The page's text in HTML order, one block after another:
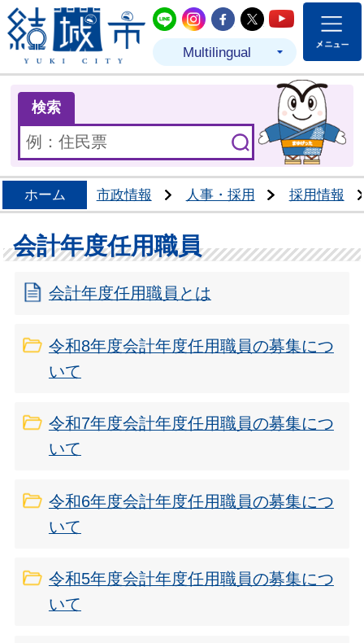
結城市公式LINE
結城市公式Instagram
結城市公式
結城市公式
結城市
Multilingual
検索
ホーム 市政情報 人事・採用 採用情報
会計年度任用職員
会計年度任用職員とは
令和8年度会計年度任用職員の募集につ
いて
令和7年度会計年度任用職員の募集につ
いて
令和6年度会計年度任用職員の募集につ
いて
令和5年度会計年度任用職員の募集につ
いて